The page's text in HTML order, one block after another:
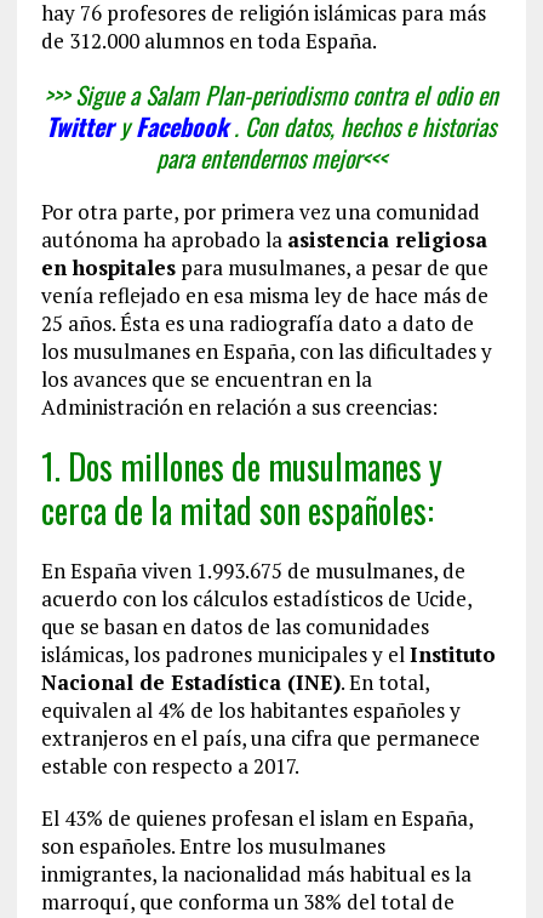
hay 76 profesores de religión islámicas para más
de 312.000 alumnos en toda España.
>>> Sigue a Salam Plan-periodismo contra el odio en
TwitteryFacebook. Con datos, hechos e historias
para entendernos mejor<<<
Por otra parte, por primera vez una comunidad
autónoma ha aprobado la asistencia religiosa
en hospitalespara musulmanes, a pesar de que
venía reflejado en esa misma ley de hace más de
25 años. Ésta es una radiografía dato a dato de
los musulmanes en España, con las dificultades y
los avances que se encuentran en la
Administración en relación a sus creencias:
1. Dos millones de musulmanes y
cerca de la mitad son españoles:
En España viven 1.993.675 de musulmanes, de
acuerdo con los cálculos estadísticos de Ucide,
que se basan en datos de las comunidades
islámicas, los padrones municipales y elInstituto
Nacional de Estadística (INE). En total,
equivalen al 4% de los habitantes españoles y
extranjeros en el país, una cifra que permanece
estable con respecto a 2017.
El 43% de quienes profesan el islam en España,
son españoles. Entre los musulmanes
inmigrantes, la nacionalidad más habitual es la
marroquí, que conforma un 38% del total de